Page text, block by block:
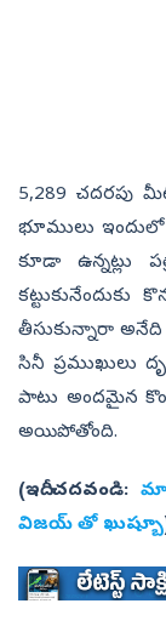
5,289 చదరపు
భూములు
కూడా ఉన్నట్లు
తీసుకున్నారా
సినీ ప్రముఖులు
పాటు అందమైన
అయిపోతోంది.
(ఇదీ చదవండి: మా
విజయ్ తో ఖుష్బూ